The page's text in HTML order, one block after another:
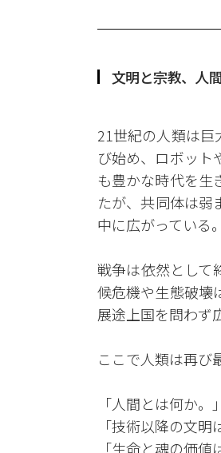
文明と宗教、人
21世紀の人類は
び始め、ロボット
も豊かな時代を生
たが、共同体は弱
中に広がっている。
戦争は依然として
候危機や生態破壊
展途上国を問わず
ここで人類は再び
「人間とは何か。」
「技術以降の文明
「生命と魂の価値